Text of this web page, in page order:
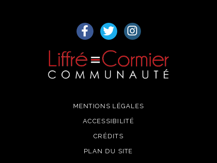
Lien vers le compte Facebook
Lien vers le compte Twitter
Lien vers le compte
MENTIONS LÉGALES
ACCESSIBILITÉ
CRÉDITS
PLAN DU SITE